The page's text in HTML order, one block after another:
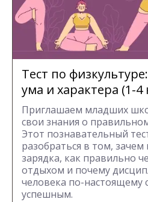
Тест по
ума и характера (1-4
Приглашаем младших
свои знания о
Этот познавательный
разобраться в том, зачем
зарядка, как правильно
отдыхом и почему
человека по-настоящему
успешным.